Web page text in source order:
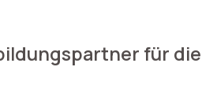
für die